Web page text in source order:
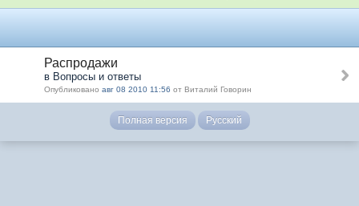
Распродажи
в Вопросы и ответы
Опубликовано авг 08 2010 11:56 от Виталий Говорин
Полная версия Русский